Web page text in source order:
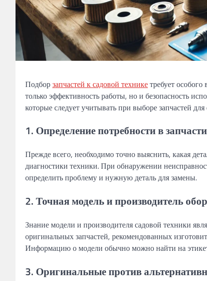
Подборзапчастей к садовой техникетребует
только эффективность работы, но и безопасность
которые следует учитывать при выборе запчастей
1. Определение потребности в запчасти
Прежде всего, необходимо точно выяснить, какая
диагностики техники. При обнаружении
определить проблему и нужную деталь для замены.
2. Точная модель и производитель
Знание модели и производителя садовой техники
оригинальных запчастей, рекомендованных
Информацию о модели обычно можно найти на
3. Оригинальные против